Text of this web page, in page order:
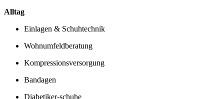
Alltag
Einlagen & Schuhtechnik
Wohnumfeldberatung
Kompressionsversorgung
Bandagen
Diabetiker-schuhe